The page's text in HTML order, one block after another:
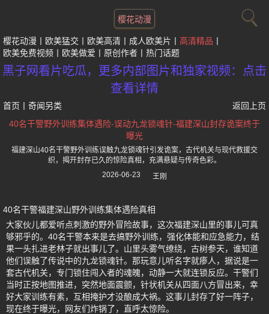
樱花动漫
樱花动漫 欧美猛交 欧美高清 成人欧美片
高清精品
欧美免费视频
欧美做爱 原创作者 热门话题
黑子网看片吃瓜，更多内部图片和独家视频：点击
查看详情
首页 奇闻另类
返回上页
40名干警野外训练集体遇险-误动九龙锁魂针-福建深山封存诡案终于
曝光
福建深山40名干警野外训练误触九龙锁魂针引发诡案，古代机关与现代救援交
织，揭开封存已久的惊险真相，充满悬疑与传奇色彩。
2026-06-23
王刚
40名干警福建深山野外训练集体遇险真相
大家伙儿都爱听点刺激的野外冒险故事，这次福建深山里的事儿可真
够邪乎的。40名干警本来是去搞野外训练，强化体能和应急能力，结
果一头扎进老林子就出事儿了。山里头雾气缭绕，古树参天，谁知道
他们误触了传说中的九龙锁魂针。那玩意儿听名字就瘆人，据说是一
套古代机关，专门锁住闯入者的魂魄，动静一大就连锁反应。干警们
当时正按地图推进，突然地面震颤，针状机关从四面八方冒出来，幸
好大家训练有素，互相掩护才没酿成大祸。这事儿封存了好一阵子，
现在终于曝光，网友们炸锅了，直呼太惊险。